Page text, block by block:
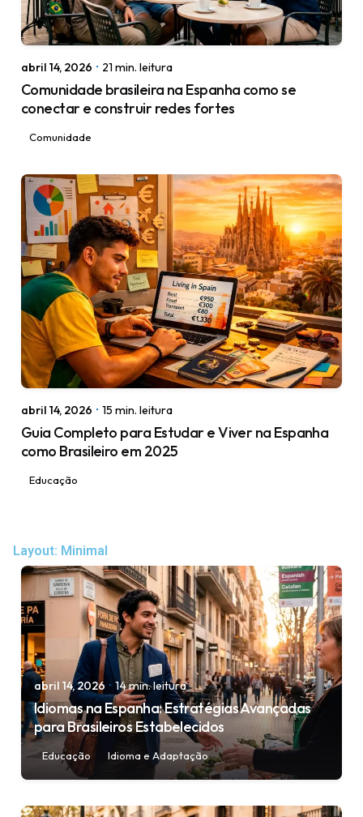
Posted by
igorodrigues.web@gmail.com
abril 14, 2026 21 min. leitura
Comunidade brasileira na Espanha como se
conectar e construir redes fortes
Comunidade
Posted by
igorodrigues.web@gmail.com
abril 14, 2026 15 min. leitura
Guia Completo para Estudar e Viver na Espanha
como Brasileiro em 2025
Educação
Layout: Minimal
Posted by
igorodrigues.web@gmail.com
abril 14, 2026 14 min. leitura
Idiomas na Espanha: Estratégias Avançadas
para Brasileiros Estabelecidos
Educação Idioma e Adaptação